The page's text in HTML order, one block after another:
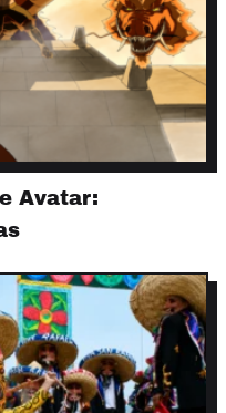
Avatar: